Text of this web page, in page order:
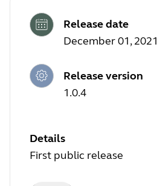
Release date
December 01, 2021
Release version
1.0.4
Details
First public release